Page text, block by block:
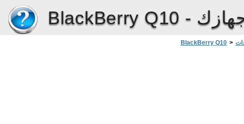
BlackBerry Q10 -
BlackBerry Q10 >